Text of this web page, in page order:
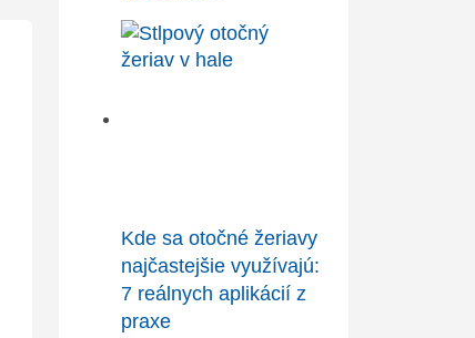
Kde sa otočné žeriavy
najčastejšie využívajú:
7 reálnych aplikácií z
praxe